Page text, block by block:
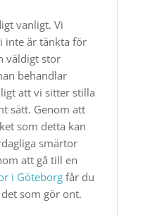
vanligt. Vi
inte är tänkta för
väldigt stor
behandlar
att vi sitter stilla
sätt. Genom att
som detta kan
smärtor
att gå till en
i Göteborg får du
som gör ont.